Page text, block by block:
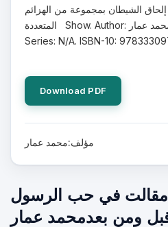
الشيطان بمجموعة من الهزائم
المتعددة Show. Author: محمد عمار. Publisher: نور للنشر.
Series: N/A. ISBN-10:
Download PDF
مؤلف:محمد عمار
_ مقالت في حب الرسول
قبل ومن بعدمحمد عمار